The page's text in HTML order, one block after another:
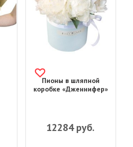
Пионы в шляпной
коробке «Дженнифер»
12284руб.